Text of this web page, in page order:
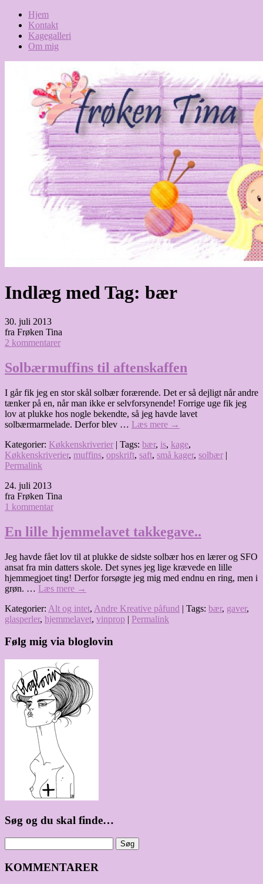
Hjem
Kontakt
Kagegalleri
Om mig
Indlæg med Tag: bær
30. juli 2013
fra Frøken Tina
2 kommentarer
Solbærmuffins til aftenskaffen
I går fik jeg en stor skål solbær forærende. Det er så dejligt når andre
tænker på en, når man ikke er selvforsynende! Forrige uge fik jeg
lov at plukke hos nogle bekendte, så jeg havde lavet
solbærmarmelade. Derfor blev … Læs mere →
Kategorier: Køkkenskriverier | Tags: bær, is, kage,
Køkkenskriverier, muffins, opskrift, saft, små kager, solbær |
Permalink
24. juli 2013
fra Frøken Tina
1 kommentar
En lille hjemmelavet takkegave..
Jeg havde fået lov til at plukke de sidste solbær hos en lærer og SFO
ansat fra min datters skole. Det synes jeg lige krævede en lille
hjemmegjoet ting! Derfor forsøgte jeg mig med endnu en ring, men i
grøn. … Læs mere →
Kategorier: Alt og intet, Andre Kreative påfund | Tags: bær, gaver,
glasperler, hjemmelavet, vinprop | Permalink
Følg mig via bloglovin
Søg og du skal finde…
KOMMENTARER